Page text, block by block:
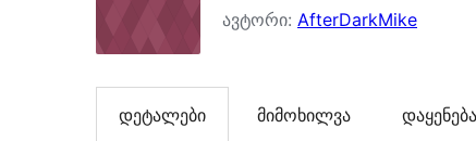
ავტორი: AfterDarkMike
დეტალები მიმოხილვა დაყენება